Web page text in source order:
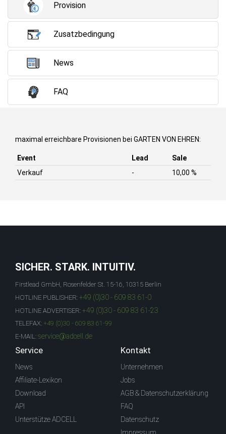
Provision
Zusatzbedingung
News
FAQ
maximal erreichbare Provisionen bei GARTEN VON EHREN:
Event Lead
Sale
Verkauf
- 10,00 %
SICHER. STARK. INTUITIV.
Firstlead GmbH, Rosenfelder St. 15-16, 10315 Berlin
HOTLINE PUBLISHER: +49 (0)30 - 609 83 61-0
HOTLINE ADVERTISER: +49 (0)30 - 609 83 61-23
TELEFAX: +49 (0)30 - 609 83 61-99
E-MAIL: service@adcell.de
Service
News
Affiliate-Lexikon
Download
API
Unterstütze ADCELL
Kontakt
Unternehmen
Jobs
AGB & Datenschutzerklärung
FAQ
Datenschutz